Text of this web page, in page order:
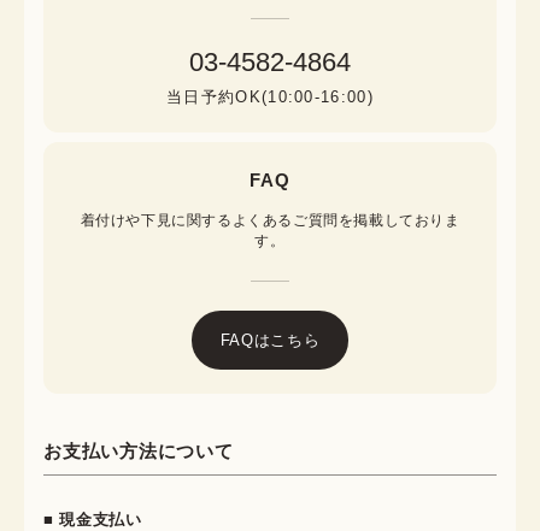
03-4582-4864
当日予約OK(10:00-16:00)
FAQ
着付けや下見に関するよくあるご質問を掲載しておりま
す。
FAQはこちら
お支払い方法について
■ 現金支払い